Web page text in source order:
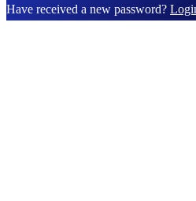
Have received a new password?